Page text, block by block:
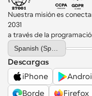
Nuestra misión es
2031
a través de la
Select Language
Descargas
iPhone
Borde
Firefox